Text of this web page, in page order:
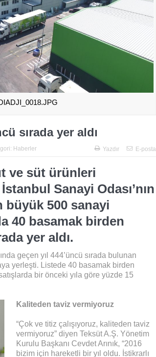
sırada yer aldı
Haberler Yazdır E-posta
ve süt ürünleri
Sanayi Odası’nın
büyük 500 sanayi
40 basamak birden
yer aldı.
geçen yıl 444’üncü sırada bulunan
yerleşti. Listede 40 basamak birden
bir önceki yıla göre yüzde 15
Kaliteden taviz vermiyoruz
“Çok ve titiz çalışıyoruz, kaliteden taviz
vermiyoruz” diyen Teksüt A.Ş. Yönetim
Kurulu Başkanı Cevdet Arınık, “2016
bizim için hareketli bir yıl oldu. İstikrarlı